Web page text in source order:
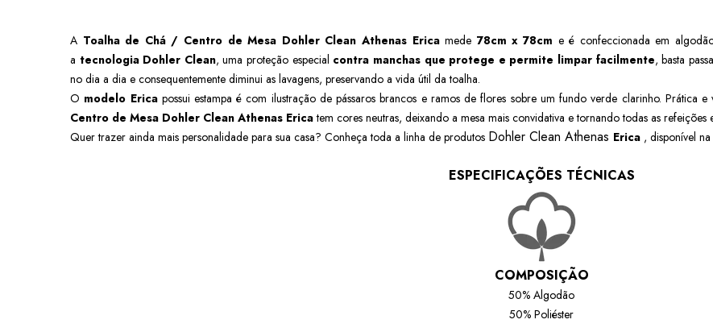
A Toalha de Chá / Centro de Mesa Dohler Clean Athenas Ericamede 78cm x 78cm e é confeccionada em
a tecnologia Dohler Clean, uma proteção especial contra manchas que protege e permite limpar facilmente, basta
no dia a dia e consequentemente diminui as lavagens, preservando a vida útil da toalha.
O modelo Erica possui estampa é com ilustração de pássaros brancos e ramos de flores sobre um fundo verde clarinho. Prática e
Centro de Mesa Dohler Clean Athenas Ericatem cores neutras, deixando a mesa mais convidativa e tornando todas as refeições
Quer trazer ainda mais personalidade para sua casa? Conheça toda a linha de produtos Dohler Clean Athenas Erica , disponível na
ESPECIFICAÇÕES TÉCNICAS
COMPOSIÇÃO
50% Algodão
50% Poliéster